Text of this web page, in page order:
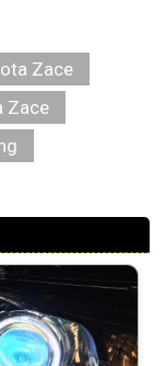
Zace
Zace